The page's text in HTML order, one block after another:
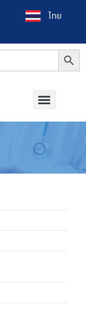
ไทย
العربية